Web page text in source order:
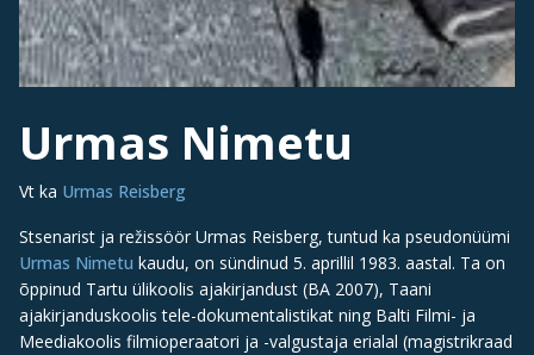
Urmas Nimetu
Vt ka Urmas Reisberg
Stsenarist ja režissöör Urmas Reisberg, tuntud ka pseudonüümi
Urmas Nimetu kaudu, on sündinud 5. aprillil 1983. aastal. Ta on
õppinud Tartu ülikoolis ajakirjandust (BA 2007), Taani
ajakirjanduskoolis tele-dokumentalistikat ning Balti Filmi- ja
Meediakoolis filmioperaatori ja -valgustaja erialal (magistrikraad